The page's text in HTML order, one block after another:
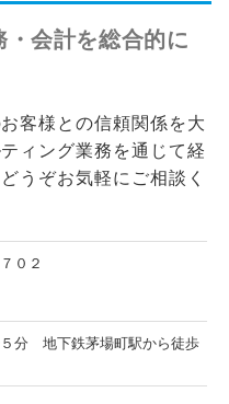
会計を総合的に
客様との信頼関係を大
ィング業務を通じて経
うぞお気軽にご相談く
０２
分 地下鉄茅場町駅から徒歩